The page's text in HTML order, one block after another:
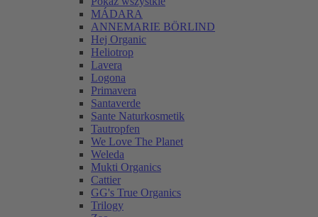
MÁDARA
ANNEMARIE BÖRLIND
Hej Organic
Heliotrop
Lavera
Logona
Primavera
Santaverde
Sante Naturkosmetik
Tautropfen
We Love The Planet
Weleda
Mukti Organics
Cattier
GG's True Organics
Trilogy